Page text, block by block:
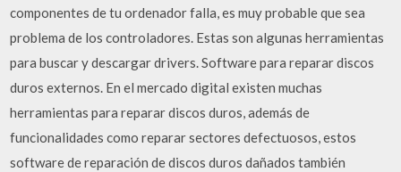
componentes de tu ordenador falla, es muy probable que sea
problema de los controladores. Estas son algunas herramientas
para buscar y descargar drivers. Software para reparar discos
duros externos. En el mercado digital existen muchas
herramientas para reparar discos duros, además de
funcionalidades como reparar sectores defectuosos, estos
software de reparación de discos duros dañados también